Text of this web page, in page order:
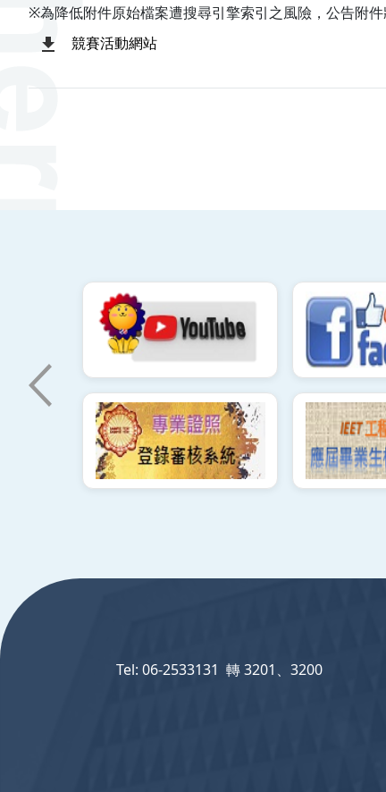
※為降低附件原始檔案遭搜尋引擎索引之風險，公告附
競賽活動網站
Tel: 06-2533131 轉 3201、3200